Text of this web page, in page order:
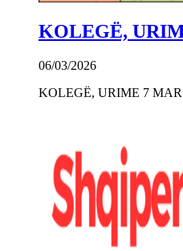
KOLEGË,
06/03/2026
KOLEGË, URIME 7